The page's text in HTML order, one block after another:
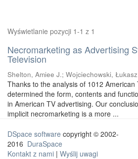
Wyświetlanie pozycji 1-1 z 1
Necromarketing as Advertising
Television
Shelton, Amiee J.; Wojciechowski, Łukasz
Thanks to the analysis of 1012 American
determined the form, contents and
in American TV advertising. Our
implicit necromarketing is a more ...
DSpace software copyright © 2002-
2016 DuraSpace
Kontakt z nami | Wyślij uwagi